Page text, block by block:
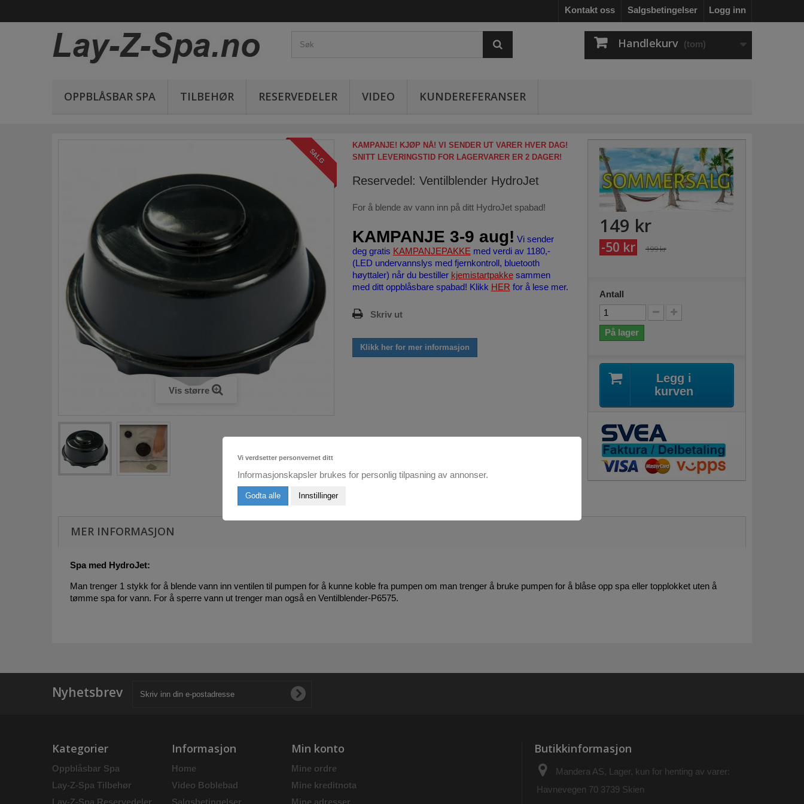
Logg inn
Salgsbetingelser
Kontakt oss
Handlekurv (tom)
OPPBLÅSBAR SPA TILBEHØR RESERVEDELER VIDEO KUNDEREFERANSER
SALG
Vis større
KAMPANJE! KJØP NÅ! VI SENDER UT VARER HVER DAG!
SNITT LEVERINGSTID FOR LAGERVARER ER 2 DAGER!
Reservedel: Ventilblender HydroJet
For å blende av vann inn på ditt HydroJet spabad!
KAMPANJE 3-9 aug! Vi sender
deg gratis KAMPANJEPAKKE med verdi av 1180,-
(LED undervannslys med fjernkontroll, bluetooth
høyttaler) når du bestiller kjemistartpakkesammen
med ditt oppblåsbare spabad! Klikk HER for å lese mer.
Skriv ut
Klikk her for mer informasjon
149 kr
-50 kr 199 kr
Antall
På lager
Legg i
kurven
MER INFORMASJON
Spa med HydroJet:
Man trenger 1 stykk for å blende vann inn ventilen til pumpen for å kunne koble fra pumpen om man trenger å bruke pumpen for å blåse opp spa eller topplokket uten å
tømme spa for vann. For å sperre vann ut trenger man også en Ventilblender-P6575.
Nyhetsbrev
Kategorier
Oppblåsbar Spa
Lay-Z-Spa Tilbehør
Lay-Z-Spa Reservedeler
Informasjon
Home
Video Boblebad
Salgsbetingelser
Min konto
Mine ordre
Mine kreditnota
Mine adresser
Butikkinformasjon
Mandera AS, Lager, kun for henting av varer:
Havnevegen 70 3739 Skien
Vi verdsetter personvernet ditt
Informasjonskapsler brukes for personlig tilpasning av annonser.
Godta alle Innstillinger